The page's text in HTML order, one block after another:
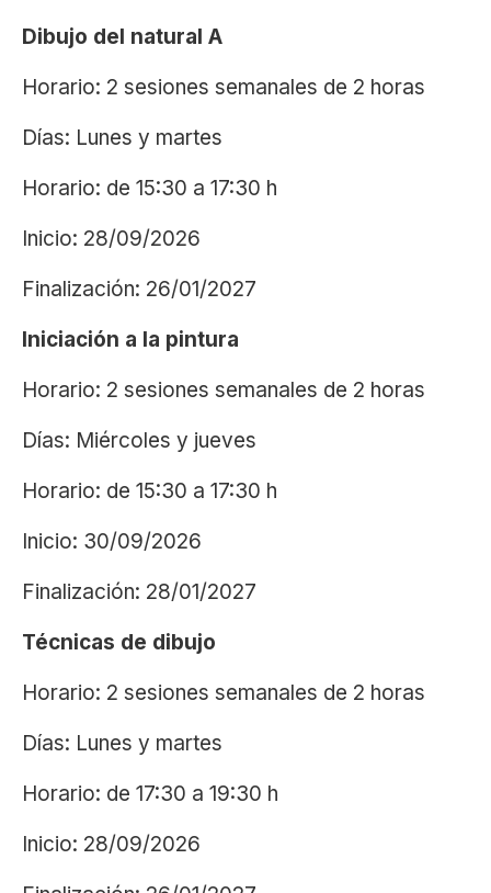
Dibujo del natural A
Horario: 2 sesiones semanales de 2 horas
Días: Lunes y martes
Horario: de 15:30 a 17:30 h
Inicio: 28/09/2026
Finalización: 26/01/2027
Iniciación a la pintura
Horario: 2 sesiones semanales de 2 horas
Días: Miércoles y jueves
Horario: de 15:30 a 17:30 h
Inicio: 30/09/2026
Finalización: 28/01/2027
Técnicas de dibujo
Horario: 2 sesiones semanales de 2 horas
Días: Lunes y martes
Horario: de 17:30 a 19:30 h
Inicio: 28/09/2026